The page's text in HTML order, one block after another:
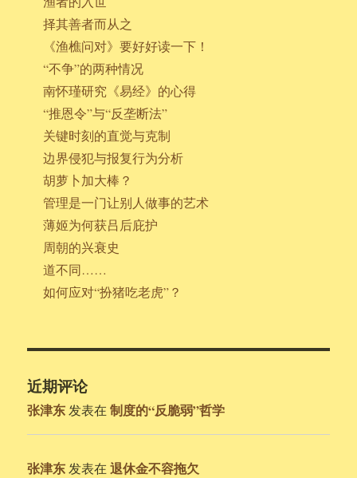
择其善者而从之
《渔樵问对》要好好读一下！
“不争”的两种情况
南怀瑾研究《易经》的心得
“推恩令”与“反垄断法”
关键时刻的直觉与克制
边界侵犯与报复行为分析
胡萝卜加大棒？
管理是一门让别人做事的艺术
薄姬为何获吕后庇护
周朝的兴衰史
道不同……
如何应对“扮猪吃老虎”？
近期评论
张津东 发表在制度的“反脆弱”哲学
张津东 发表在退休金不容拖欠